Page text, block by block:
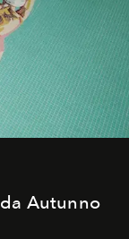
Autunno